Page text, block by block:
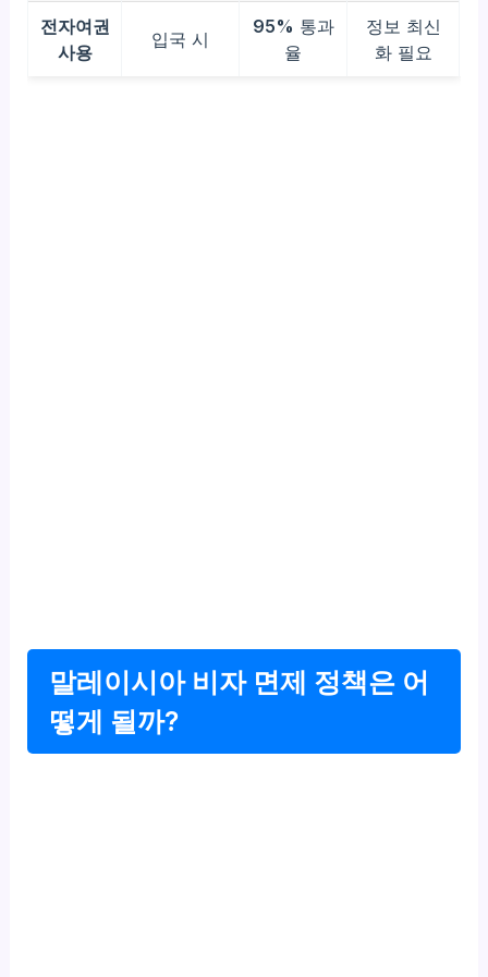
전자여권
사용
입국 시
95% 통과
율
정보 최신
화 필요
말레이시아 비자 면제 정책은 어
떻게 될까?